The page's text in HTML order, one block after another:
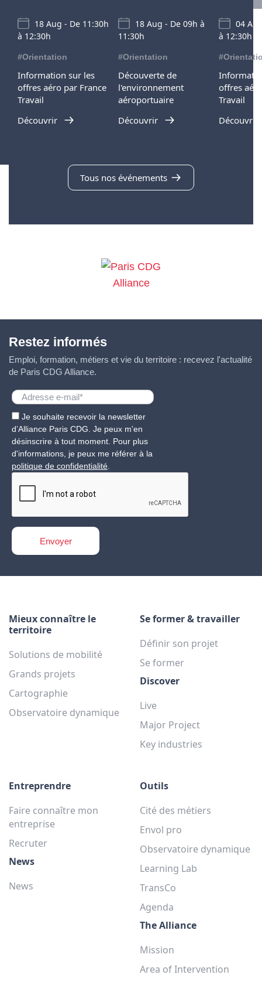
18 Aug - De 11:30h
à 12:30h
#Orientation
Information sur les
offres aéro par France
Travail
Découvrir
18 Aug - De 09h à
11:30h
#Orientation
Découverte de
l'environnement
aéroportuaire
Découvrir
04
à 12:30h
offres
Travail
Découvrir
Tous nos événements
Restez informés
Emploi, formation, métiers et vie du territoire : recevez l'actualité
de Paris CDG Alliance.
Je souhaite recevoir la newsletter
d’Alliance Paris CDG. Je peux m'en
désinscrire à tout moment. Pour plus
d'informations, je peux me référer à la
politique de confidentialité
Mieux connaître le
territoire
Solutions de mobilité
Grands projets
Cartographie
Observatoire dynamique
Se former & travailler
Définir son projet
Se former
Discover
Live
Major Project
Key industries
Entreprendre
Faire connaître mon
entreprise
Recruter
News
News
Outils
Cité des métiers
Envol pro
Observatoire dynamique
Learning Lab
TransCo
Agenda
The Alliance
Mission
Area of Intervention